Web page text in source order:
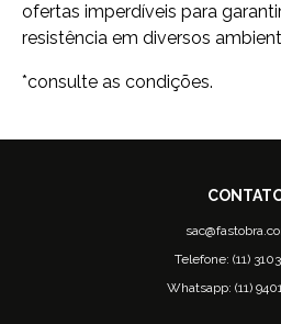
ofertas imperdíveis para
resistência em diversos
*consulte as condições.
Telefone: (11)
Whatsapp: (11)